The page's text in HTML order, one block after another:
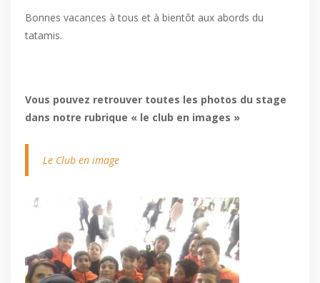
Bonnes vacances à tous et à bientôt aux abords du
tatamis.
Vous pouvez retrouver toutes les photos du stage
dans notre rubrique « le club en images »
Le Club en image